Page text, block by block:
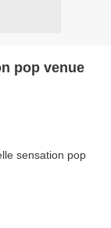
pop venue